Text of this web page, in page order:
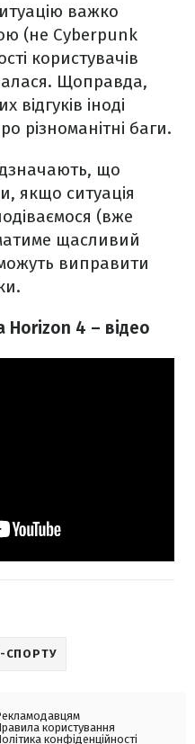
важко
(не Cyberpunk
користувачів
Щоправда,
відгуків іноді
різноманітні баги.
що
якщо ситуація
(вже
щасливий
виправити
Horizon 4 – відео
СПОРТУ
користування
конфіденційності